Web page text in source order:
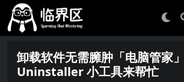
卸载软件无需臃肿「电脑管家
Uninstaller 小工具来帮忙